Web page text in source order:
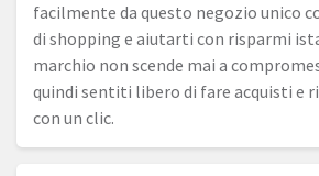
facilmente da questo negozio unico
di shopping e aiutarti con risparmi
marchio non scende mai a
quindi sentiti libero di fare acquisti e
con un clic.